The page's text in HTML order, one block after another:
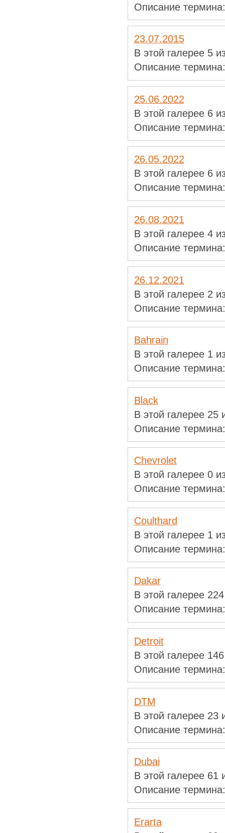
Описание термина:
23.07.2015
В этой галерее 5
Описание термина:
25.06.2022
В этой галерее 6
Описание термина:
26.05.2022
В этой галерее 6
Описание термина:
26.08.2021
В этой галерее 4
Описание термина:
26.12.2021
В этой галерее 2
Описание термина:
Bahrain
В этой галерее 1
Описание термина:
Black
В этой галерее 25
Описание термина:
Chevrolet
В этой галерее 0
Описание термина:
Coulthard
В этой галерее 1
Описание термина:
Dakar
В этой галерее
Описание термина:
Detroit
В этой галерее
Описание термина:
DTM
В этой галерее 23
Описание термина:
Dubai
В этой галерее 61
Описание термина:
Erarta